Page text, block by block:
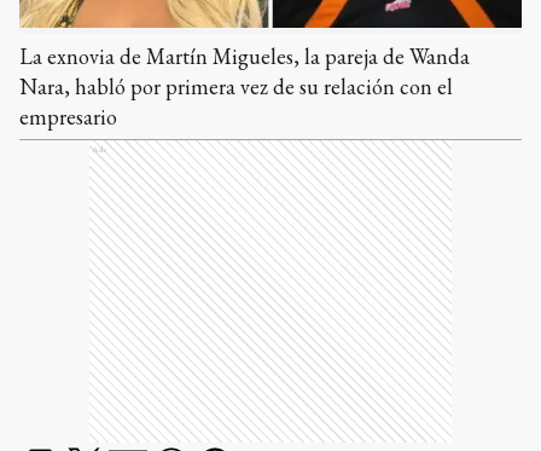
La exnovia de Martín Migueles, la pareja de Wanda
Nara, habló por primera vez de su relación con el
empresario
Ads